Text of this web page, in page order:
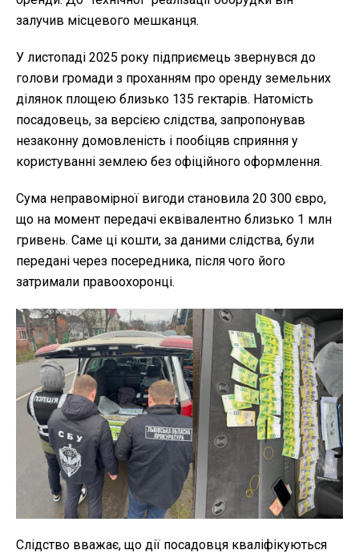
залучив місцевого мешканця.
У листопаді 2025 року підприємець звернувся до
голови громади з проханням про оренду земельних
ділянок площею близько 135 гектарів. Натомість
посадовець, за версією слідства, запропонував
незаконну домовленість і пообіцяв сприяння у
користуванні землею без офіційного оформлення.
Сума неправомірної вигоди становила 20 300 євро,
що на момент передачі еквівалентно близько 1 млн
гривень. Саме ці кошти, за даними слідства, були
передані через посередника, після чого його
затримали правоохоронці.
Слідство вважає, що дії посадовця кваліфікуються